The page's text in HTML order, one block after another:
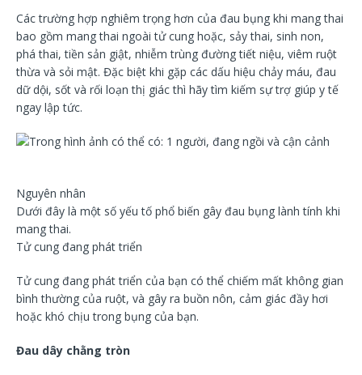
Các trường hợp nghiêm trọng hơn của đau bụng khi mang thai
bao gồm mang thai ngoài tử cung hoặc, sảy thai, sinh non,
phá thai, tiền sản giật, nhiễm trùng đường tiết niệu, viêm ruột
thừa và sỏi mật. Đặc biệt khi gặp các dấu hiệu chảy máu, đau
dữ dội, sốt và rối loạn thị giác thì hãy tìm kiếm sự trợ giúp y tế
ngay lập tức.
Nguyên nhân
Dưới đây là một số yếu tố phổ biến gây đau bụng lành tính khi
mang thai.
Tử cung đang phát triển
Tử cung đang phát triển của bạn có thể chiếm mất không gian
bình thường của ruột, và gây ra buồn nôn, cảm giác đầy hơi
hoặc khó chịu trong bụng của bạn.
Đau dây chằng tròn